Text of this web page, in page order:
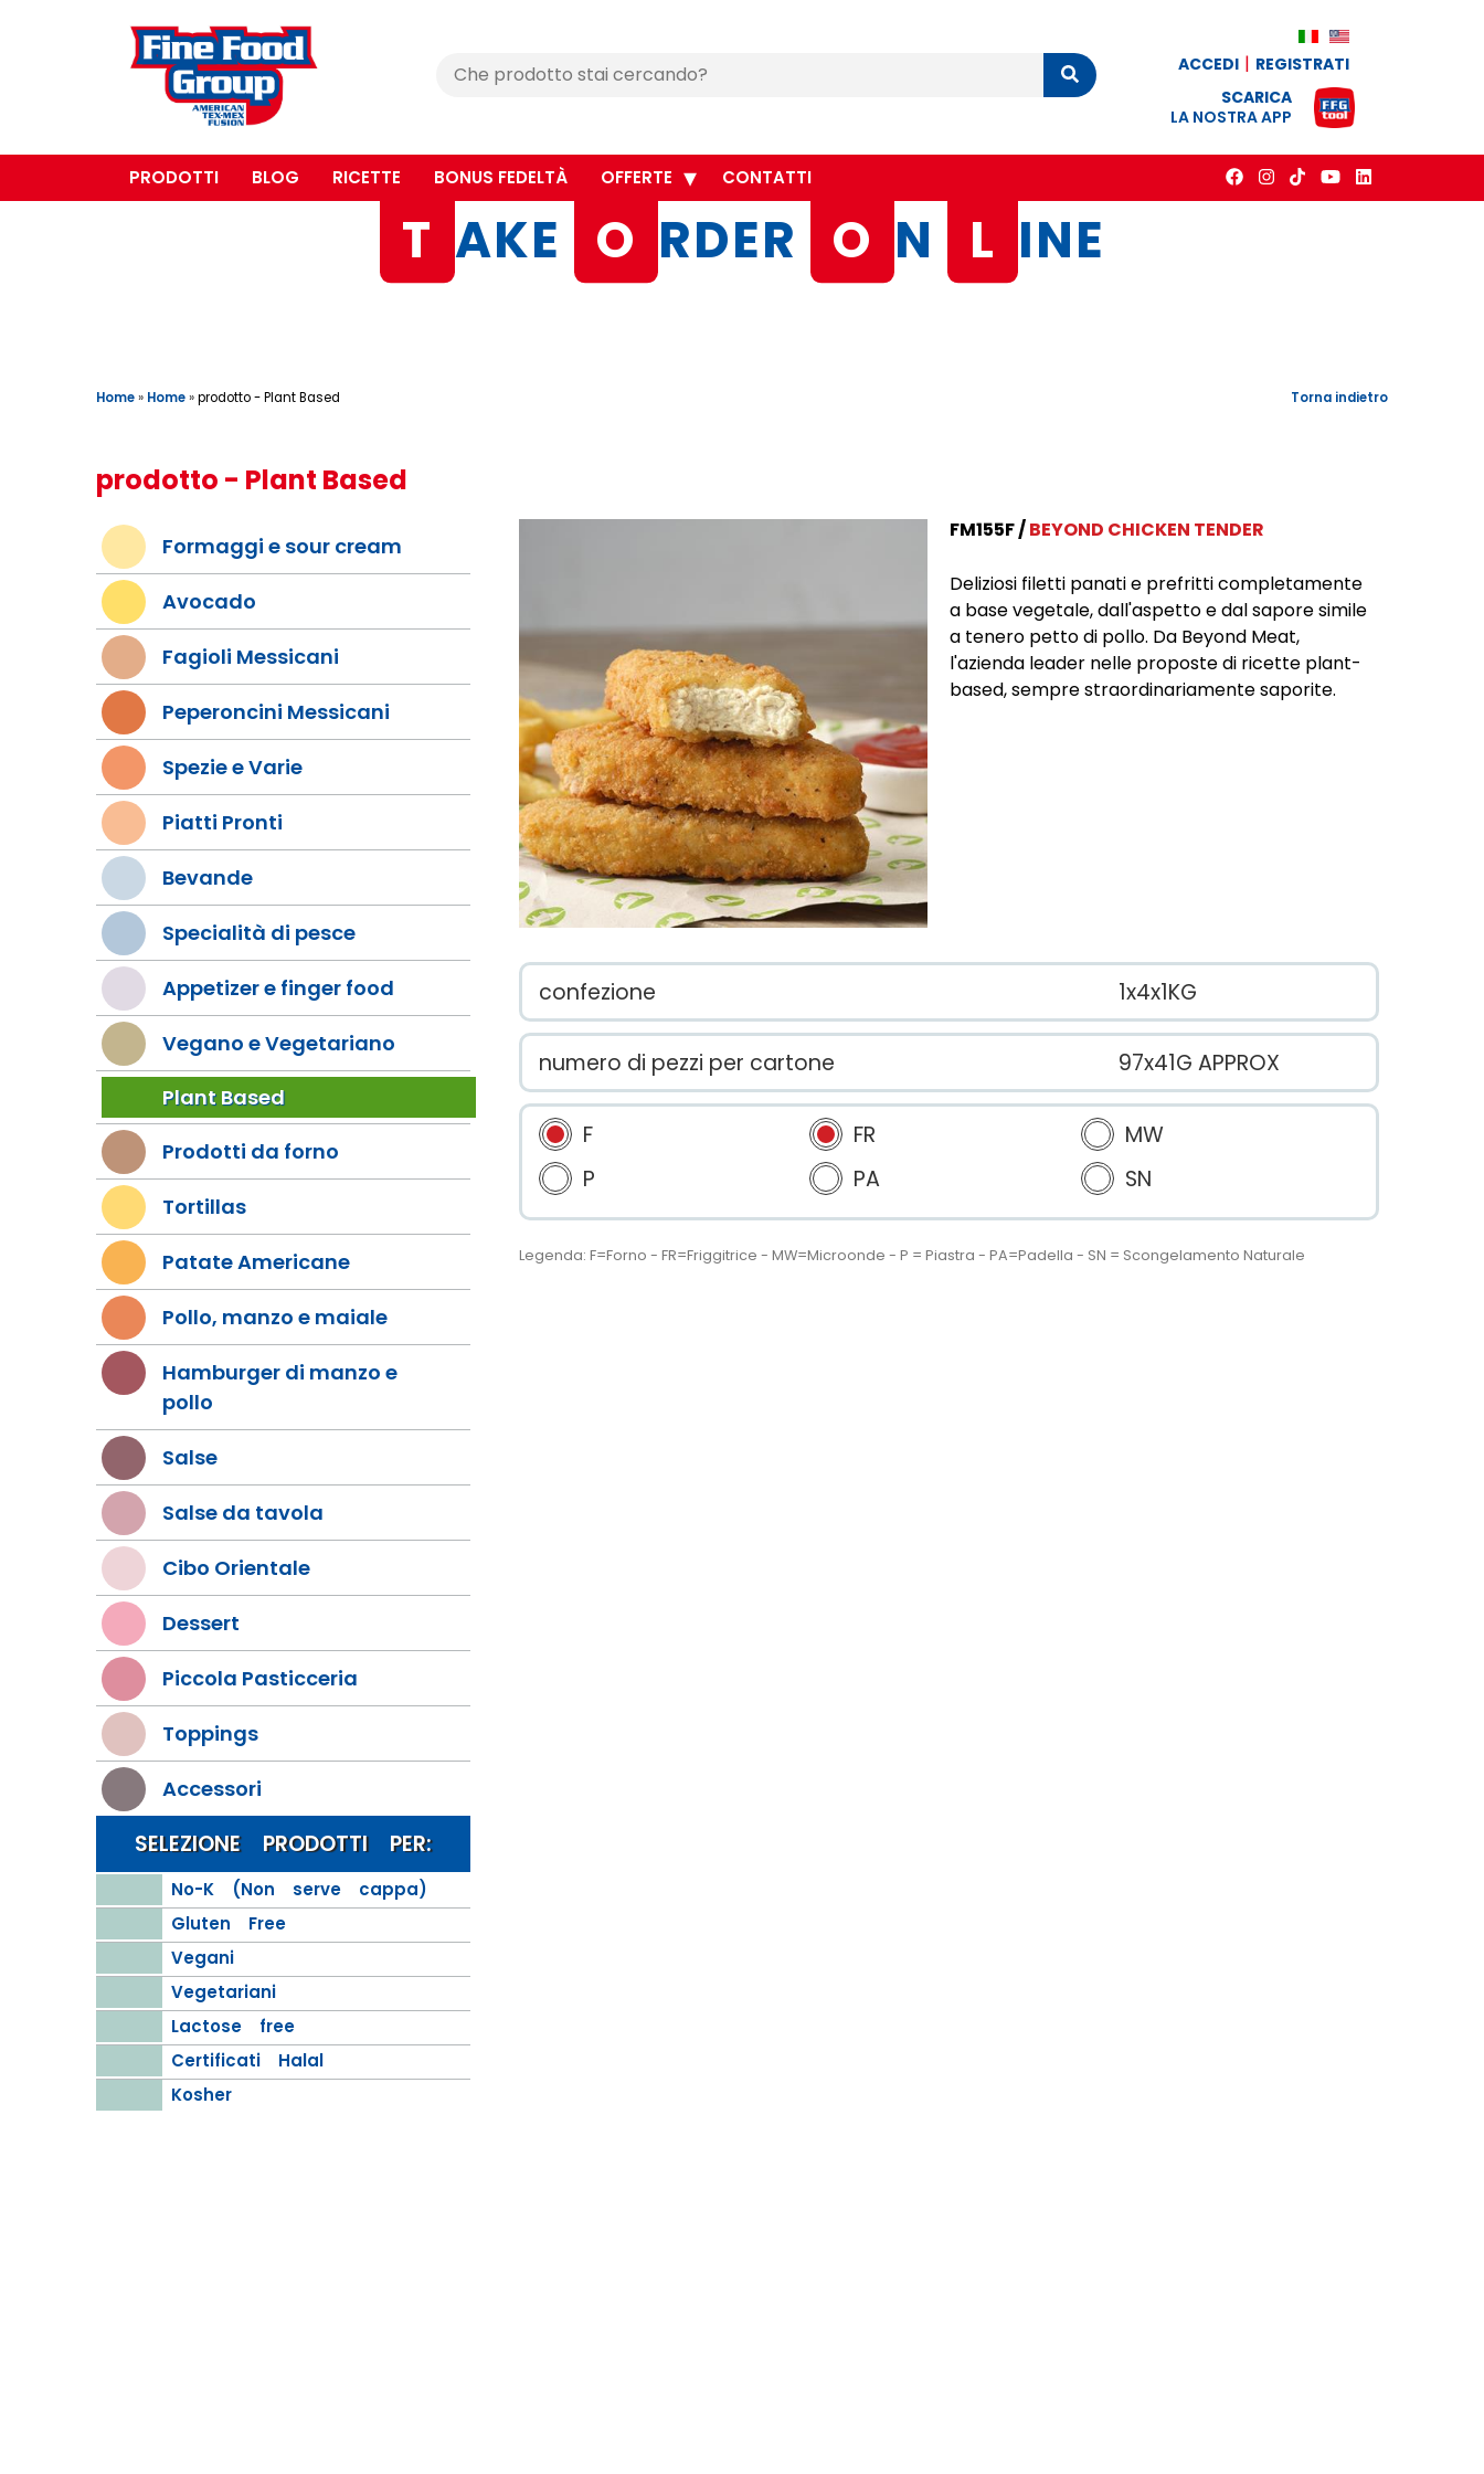
Cerca
Cerca ACCEDI
REGISTRATI
SCARICA
LA NOSTRA APP
PRODOTTI BLOG RICETTE BONUS FEDELTÀ OFFERTE CONTATTI
T AKE O RDER O N L INE
Home» Home»prodotto - Plant Based Torna indietro
prodotto - Plant Based
Formaggi e sour cream
Avocado
Fagioli Messicani
Peperoncini Messicani
Spezie e Varie
Piatti Pronti
Bevande
Specialità di pesce
Appetizer e finger food
Vegano e Vegetariano
Plant Based
Prodotti da forno
Tortillas
Patate Americane
Pollo, manzo e maiale
Hamburger di manzo e
pollo
Salse
Salse da tavola
Cibo Orientale
Dessert
Piccola Pasticceria
Toppings
Accessori
SELEZIONE PRODOTTI PER:
No-K (Non serve cappa)
Gluten Free
Vegani
Vegetariani
Lactose free
Certificati Halal
Kosher
FM155F BEYOND CHICKEN TENDER
Deliziosi filetti panati e prefritti completamente
a base vegetale, dall'aspetto e dal sapore simile
a tenero petto di pollo. Da Beyond Meat,
l'azienda leader nelle proposte di ricette plant-
based, sempre straordinariamente saporite.
confezione 1x4x1KG
numero di pezzi per cartone 97x41G APPROX
F FR
MW
P
PA SN
Legenda: F=Forno - FR=Friggitrice - MW=Microonde - P = Piastra - PA=Padella - SN = Scongelamento Naturale